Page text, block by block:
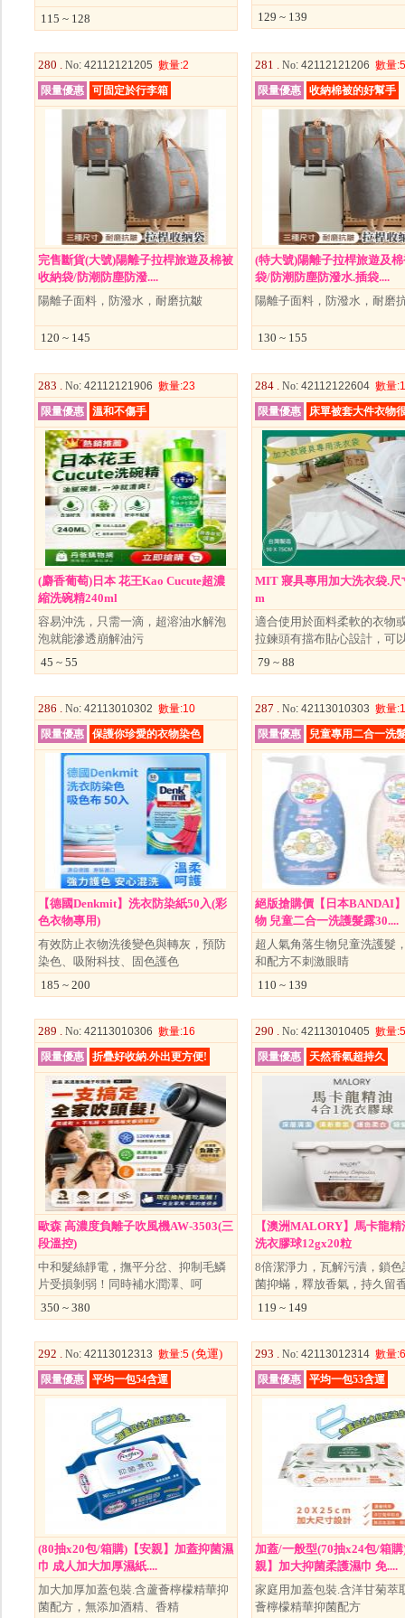
115 ~ 128 129 ~ 139
280 . No: 42112121205 數量:2
限量優惠
可固定於行李箱
完售斷貨(大號)陽離子拉桿旅遊及棉被
收納袋/防潮防塵防潑....
陽離子面料，防潑水，耐磨抗皺
120 ~ 145
281 . No: 42112121206 數量:5
限量優惠
收納棉被的好幫手
(特大號)陽離子拉桿旅遊及
袋/防潮防塵防潑水.插袋....
陽離子面料，防潑水，耐磨
130 ~ 155
283 . No: 42112121906 數量:23
限量優惠
溫和不傷手
(麝香葡萄)日本 花王Kao Cucute超濃
縮洗碗精240ml
容易沖洗，只需一滴，超溶油水解泡
泡就能滲透崩解油污
45 ~ 55
284 . No: 42112122604 數量
限量優惠
床單被套大件衣物
MIT 寢具專用加大洗衣袋.尺
m
適合使用於面料柔軟的衣物
拉鍊頭有擋布貼心設計，可
79 ~ 88
286 . No: 42113010302 數量:10
限量優惠
保護你珍愛的衣物染色
【德國Denkmit】洗衣防染紙50入(彩
色衣物專用)
有效防止衣物洗後變色與轉灰，預防
染色、吸附科技、固色護色
185 ~ 200
287 . No: 42113010303 數量:1
限量優惠
兒童專用二合一洗
絕版搶購價【日本BANDAI
物 兒童二合一洗護髮露30....
超人氣角落生物兒童洗護髮
和配方不刺激眼睛
110 ~ 139
289 . No: 42113010306 數量:16
限量優惠
折疊好收納.外出更方便!
歐森 高濃度負離子吹風機AW-3503(三
段溫控)
中和髮絲靜電，撫平分岔、抑制毛鱗
片受損剝弱！同時補水潤澤、呵
350 ~ 380
290 . No: 42113010405 數量:5
限量優惠
天然香氣超持久
【澳洲MALORY】馬卡龍精
洗衣膠球12gx20粒
8倍潔淨力，瓦解污漬，鎖色
菌抑蟎，釋放香氣，持久留
119 ~ 149
292 . No: 42113012313 數量:5(免運)
限量優惠 平均一包54含運
(80抽x20包/箱購)【安親】加蓋抑菌濕
巾 成人加大加厚濕紙....
加大加厚加蓋包裝.含蘆薈檸檬精華抑
菌配方，無添加酒精、香精
293 . No: 42113012314 數量:6
限量優惠
平均一包53含運
加蓋/一般型(70抽x24包/箱
親】加大抑菌柔護濕巾 免....
家庭用加蓋包裝.含洋甘菊萃
薈檸檬精華抑菌配方